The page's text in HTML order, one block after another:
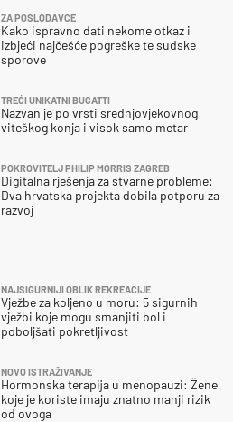
NAJSIGURNIJI OBLIK REKREACIJE
Vježbe za koljeno u moru: 5 sigurnih
vježbi koje mogu smanjiti bol i
poboljšati pokretljivost
NOVO ISTRAŽIVANJE
Hormonska terapija u menopauzi: Žene
koje je koriste imaju znatno manji rizik
od ovoga
ZA POSLODAVCE
Kako ispravno dati nekome otkaz i
izbjeći najčešće pogreške te sudske
sporove
TREĆI UNIKATNI BUGATTI
Nazvan je po vrsti srednjovjekovnog
viteškog konja i visok samo metar
POKROVITELJ PHILIP MORRIS ZAGREB
Digitalna rješenja za stvarne probleme:
Dva hrvatska projekta dobila potporu za
razvoj